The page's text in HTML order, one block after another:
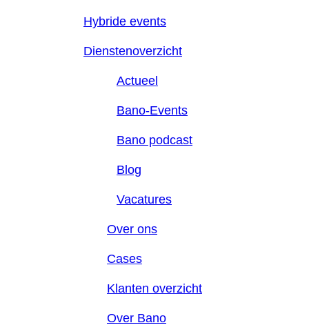
Hybride events
Dienstenoverzicht
Actueel
Bano-Events
Bano podcast
Blog
Vacatures
Over ons
Cases
Klanten overzicht
Over Bano